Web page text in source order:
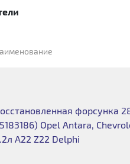
форсунка
Opel Antara,
A22 Z22 Delphi